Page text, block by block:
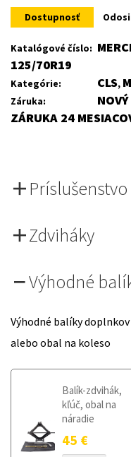
was:
160 €.
is:
Dostupnosť
Katalógové číslo:
125/70R19
Kategórie: CLS,
Záruka:
ZÁRUKA 24
Zdviháky
Výhodné
Výhodné balíky
alebo obal na koleso
Balík-zdvihák,
kľúč, obal na
náradie
45 €